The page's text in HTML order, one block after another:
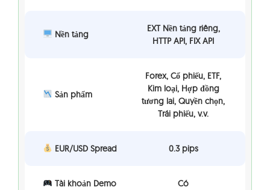
Nền tảng
EXT Nền tảng riêng,
HTTP API, FIX API
Sản phẩm
Forex, Cổ phiếu, ETF,
Kim loại, Hợp đồng
tương lai, Quyền chọn,
Trái phiếu, v.v.
EUR/USD Spread 0.3 pips
Tài khoản Demo Có